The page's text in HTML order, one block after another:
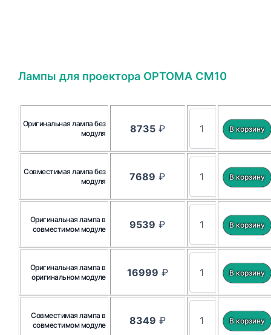
Лампы для проектора OPTOMA CM10
Оригинальная лампа без
модуля
8735₽
Совместимая лампа без
модуля
7689 ₽
Оригинальная лампа в
совместимом модуле
9539 ₽
Оригинальная лампа в
оригинальном модуле
16999 ₽
Совместимая лампа в
совместимом модуле
8349 ₽